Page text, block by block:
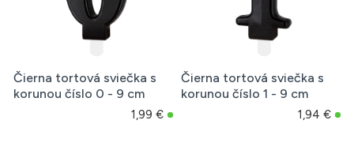
Čierna tortová sviečka s
korunou číslo 0 - 9 cm
1,99 €
Čierna tortová sviečka s
korunou číslo 1 - 9 cm
1,94 €